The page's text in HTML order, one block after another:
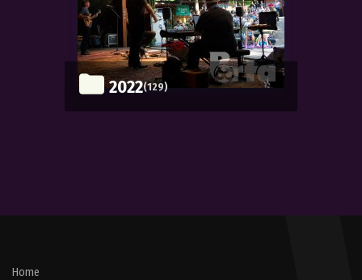
2022(129)
Home